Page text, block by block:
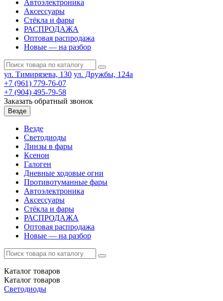
Автоэлектроника
Аксессуары
Стёкла и фары
РАСПРОДАЖА
Оптовая распродажа
Новые — на разбор
ул. Тимирязева, 130 ул. Дружбы, 124а
+7 (961) 779-76-07
+7 (904) 495-79-58
Заказать обратный звонок
Везде
Везде
Светодиоды
Линзы в фары
Ксенон
Галоген
Дневные ходовые огни
Противотуманные фары
Автоэлектроника
Аксессуары
Стёкла и фары
РАСПРОДАЖА
Оптовая распродажа
Новые — на разбор
Каталог товаров
Каталог товаров
Светодиоды